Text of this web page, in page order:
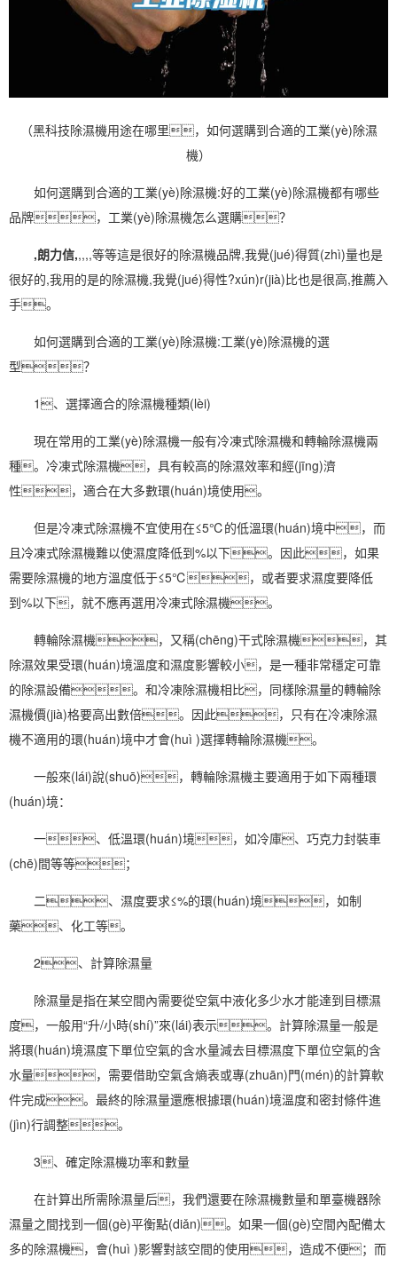
（黑科技除濕機用途在哪里，如何選購到合適的工業(yè)除濕
機）
如何選購到合適的工業(yè)除濕機:好的工業(yè)除濕機都有哪些
品牌， 工業(yè)除濕機怎么選購？
,朗力信,,,,,等等這是很好的除濕機品牌,我覺(jué)得質(zhì)量也是
很好的,我用的是的除濕機,我覺(jué)得性?xún)r(jià)比也是很高,推薦入
手。
如何選購到合適的工業(yè)除濕機:工業(yè)除濕機的選
型？
1、選擇適合的除濕機種類(lèi)
現在常用的工業(yè)除濕機一般有冷凍式除濕機和轉輪除濕機兩
種。 冷凍式除濕機，具有較高的除濕效率和經(jīng)濟
性，適合在大多數環(huán)境使用。
但是冷凍式除濕機不宜使用在≤5℃的低溫環(huán)境中，而
且冷凍式除濕機難以使濕度降低到%以下。因此，如果
需要除濕機的地方溫度低于≤5℃，或者要求濕度要降低
到%以下，就不應再選用冷凍式除濕機。
轉輪除濕機，又稱(chēng)干式除濕機，其
除濕效果受環(huán)境溫度和濕度影響較小，是一種非常穩定可靠
的除濕設備。和冷凍除濕機相比，同樣除濕量的轉輪除
濕機價(jià)格要高出數倍。因此，只有在冷凍除濕
機不適用的環(huán)境中才會(huì )選擇轉輪除濕機。
一般來(lái)說(shuō)，轉輪除濕機主要適用于如下兩種環
(huán)境：
一、低溫環(huán)境，如冷庫、巧克力封裝車
(chē)間等等；
二、濕度要求≤%的環(huán)境，如制
藥、化工等。
2、計算除濕量
除濕量是指在某空間內需要從空氣中液化多少水才能達到目標濕
度，一般用“升/小時(shí)”來(lái)表示。計算除濕量一般是
將環(huán)境濕度下單位空氣的含水量減去目標濕度下單位空氣的含
水量，需要借助空氣含熵表或專(zhuān)門(mén)的計算軟
件完成。最終的除濕量還應根據環(huán)境溫度和密封條件進
(jìn)行調整。
3、確定除濕機功率和數量
在計算出所需除濕量后，我們還要在除濕機數量和單臺機器除
濕量之間找到一個(gè)平衡點(diǎn)。如果一個(gè)空間內配備太
多的除濕機，會(huì )影響對該空間的使用，造成不便；而